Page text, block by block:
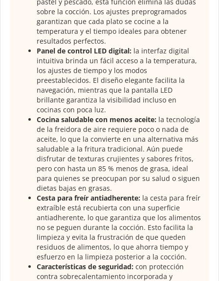
sobre la cocción. Los ajustes preprogramados
garantizan que cada plato se cocine a la
temperatura y el tiempo ideales para obtener
resultados perfectos.
Panel de control LED digital: la interfaz digital
intuitiva brinda un fácil acceso a la temperatura,
los ajustes de tiempo y los modos
preestablecidos. El diseño elegante facilita la
navegación, mientras que la pantalla LED
brillante garantiza la visibilidad incluso en
cocinas con poca luz.
Cocina saludable con menos aceite: la tecnología
de la freidora de aire requiere poco o nada de
aceite, lo que la convierte en una alternativa más
saludable a la fritura tradicional. Aún puede
disfrutar de texturas crujientes y sabores fritos,
pero con hasta un 85 % menos de grasa, ideal
para quienes se preocupan por su salud o siguen
dietas bajas en grasas.
Cesta para freír antiadherente: la cesta para freír
extraíble está recubierta con una superficie
antiadherente, lo que garantiza que los alimentos
no se peguen durante la cocción. Esto facilita la
limpieza y evita la frustración de que queden
residuos de alimentos, lo que ahorra tiempo y
esfuerzo en la limpieza posterior a la cocción.
Características de seguridad: con protección
contra sobrecalentamiento incorporada y